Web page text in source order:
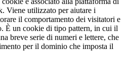
Viene utilizzato per aiutare i
il comportamento dei visitatori e
È un cookie di tipo pattern, in cui il
breve serie di numeri e lettere, che
per il dominio che imposta il